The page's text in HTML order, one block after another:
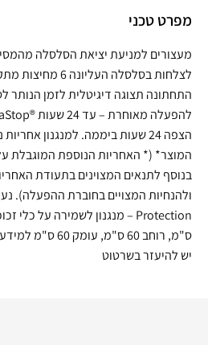
מפרט טכני
לצלחות בסלסלה
התחתונה תצוגה דיגיטלית לזמן הנותר
הצפה 24 שעות ביממה. למנגנון
בנוסף לתנאים המצוינים בתעודת
ס"מ, רוחב 60 ס"מ,
יש להיעזר בשרטוט